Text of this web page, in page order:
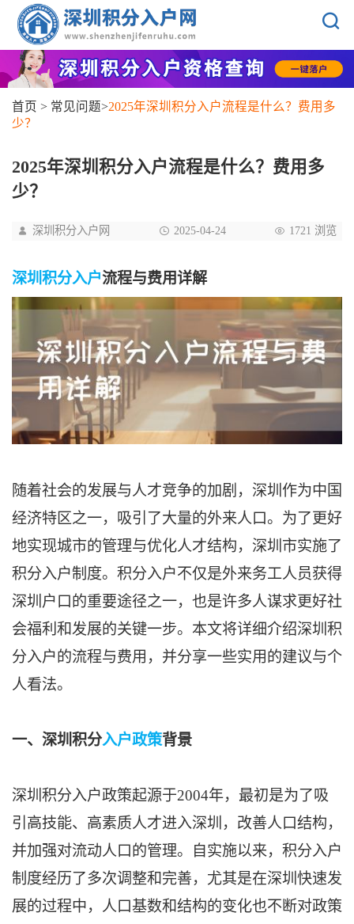
首页 > 常见问题>2025年深圳积分入户流程是什么？费用多
少？
2025年深圳积分入户流程是什么？费用多
少？
深圳积分入户网 2025-04-24 1721 浏览
深圳积分入户流程与费用详解
随着社会的发展与人才竞争的加剧，深圳作为中国
经济特区之一，吸引了大量的外来人口。为了更好
地实现城市的管理与优化人才结构，深圳市实施了
积分入户制度。积分入户不仅是外来务工人员获得
深圳户口的重要途径之一，也是许多人谋求更好社
会福利和发展的关键一步。本文将详细介绍深圳积
分入户的流程与费用，并分享一些实用的建议与个
人看法。
一、深圳积分入户政策背景
深圳积分入户政策起源于2004年，最初是为了吸
引高技能、高素质人才进入深圳，改善人口结构，
并加强对流动人口的管理。自实施以来，积分入户
制度经历了多次调整和完善，尤其是在深圳快速发
展的过程中，人口基数和结构的变化也不断对政策